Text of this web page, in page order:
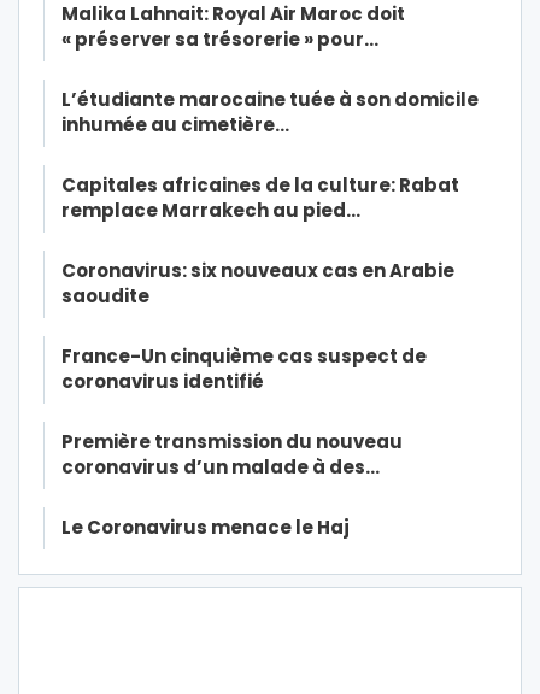
Malika Lahnait: Royal Air Maroc doit
« préserver sa trésorerie » pour…
L’étudiante marocaine tuée à son domicile
inhumée au cimetière…
Capitales africaines de la culture: Rabat
remplace Marrakech au pied…
Coronavirus: six nouveaux cas en Arabie
saoudite
France-Un cinquième cas suspect de
coronavirus identifié
Première transmission du nouveau
coronavirus d’un malade à des…
Le Coronavirus menace le Haj